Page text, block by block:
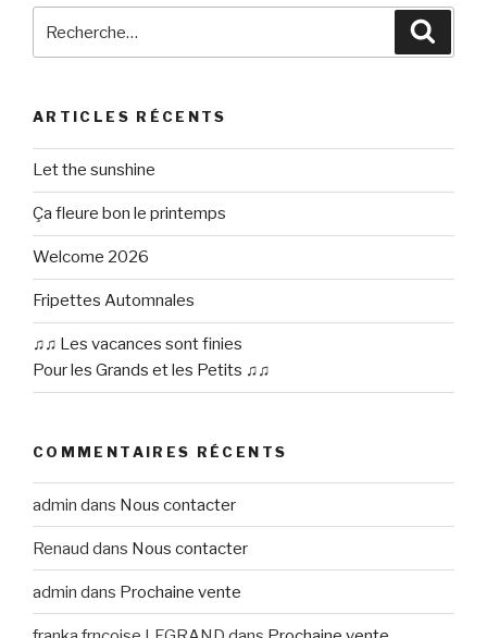
ARTICLES RÉCENTS
Let the sunshine
Ça fleure bon le printemps
Welcome 2026
Fripettes Automnales
♫♫ Les vacances sont finies
Pour les Grands et les Petits ♫♫
COMMENTAIRES RÉCENTS
admin dans Nous contacter
Renaud dans Nous contacter
admin dans Prochaine vente